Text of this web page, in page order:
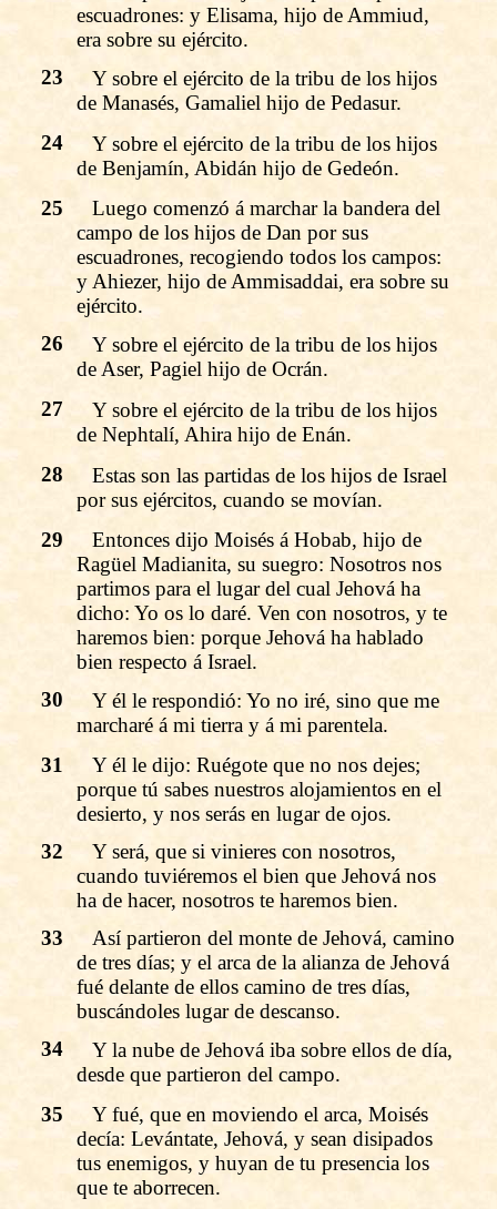
escuadrones: y Elisama, hijo de Ammiud,
era sobre su ejército.
23
Y sobre el ejército de la tribu de los hijos
de Manasés, Gamaliel hijo de Pedasur.
24
Y sobre el ejército de la tribu de los hijos
de Benjamín, Abidán hijo de Gedeón.
25
Luego comenzó á marchar la bandera del
campo de los hijos de Dan por sus
escuadrones, recogiendo todos los campos:
y Ahiezer, hijo de Ammisaddai, era sobre su
ejército.
26
Y sobre el ejército de la tribu de los hijos
de Aser, Pagiel hijo de Ocrán.
27
Y sobre el ejército de la tribu de los hijos
de Nephtalí, Ahira hijo de Enán.
28
Estas son las partidas de los hijos de Israel
por sus ejércitos, cuando se movían.
29
Entonces dijo Moisés á Hobab, hijo de
Ragüel Madianita, su suegro: Nosotros nos
partimos para el lugar del cual Jehová ha
dicho: Yo os lo daré. Ven con nosotros, y te
haremos bien: porque Jehová ha hablado
bien respecto á Israel.
30
Y él le respondió: Yo no iré, sino que me
marcharé á mi tierra y á mi parentela.
31
Y él le dijo: Ruégote que no nos dejes;
porque tú sabes nuestros alojamientos en el
desierto, y nos serás en lugar de ojos.
32
Y será, que si vinieres con nosotros,
cuando tuviéremos el bien que Jehová nos
ha de hacer, nosotros te haremos bien.
33
Así partieron del monte de Jehová, camino
de tres días; y el arca de la alianza de Jehová
fué delante de ellos camino de tres días,
buscándoles lugar de descanso.
34
Y la nube de Jehová iba sobre ellos de día,
desde que partieron del campo.
35
Y fué, que en moviendo el arca, Moisés
decía: Levántate, Jehová, y sean disipados
tus enemigos, y huyan de tu presencia los
que te aborrecen.